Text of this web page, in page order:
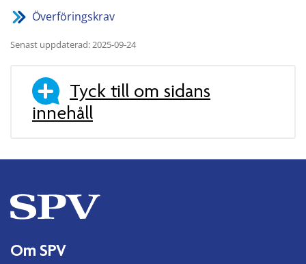
Överföringskrav
Senast uppdaterad: 2025-09-24
Tyck till om sidans
innehåll
Om SPV